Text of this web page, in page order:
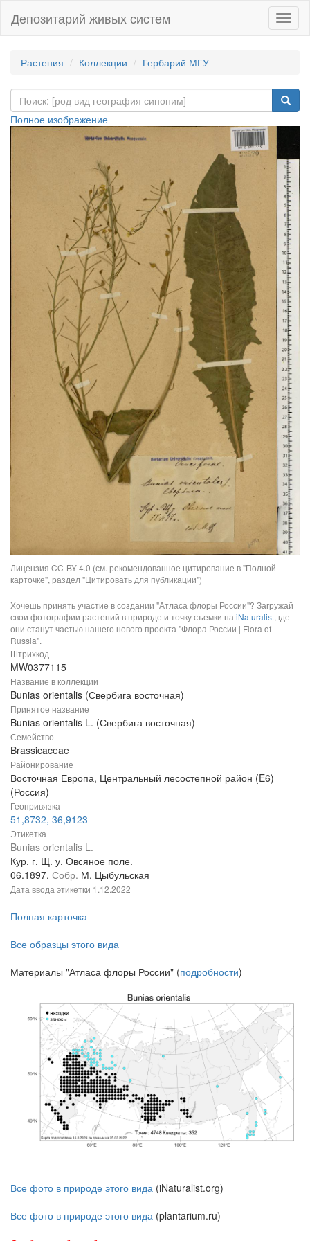
Депозитарий живых систем
Растения Коллекции Гербарий МГУ
Полное изображение
Лицензия CC-BY 4.0 (см. рекомендованное цитирование в "Полной
карточке", раздел "Цитировать для публикации")
Хочешь принять участие в создании "Атласа флоры России"? Загружай
свои фотографии растений в природе и точку съемки на iNaturalist, где
они станут частью нашего нового проекта "Флора России | Flora of
Russia".
Штрихкод
MW0377115
Название в коллекции
Bunias orientalis (Свербига восточная)
Принятое название
Bunias orientalis L. (Свербига восточная)
Семейство
Brassicaceae
Районирование
Восточная Европа, Центральный лесостепной район (E6)
(Россия)
Геопривязка
51,8732, 36,9123
Этикетка
Bunias orientalis L.
Кур. г. Щ. у. Овсяное поле.
06.1897. Собр. М. Цыбульская
Дата ввода этикетки 1.12.2022
Полная карточка
Все образцы этого вида
Материалы "Атласа флоры России" (подробности)
Все фото в природе этого вида (iNaturalist.org)
Все фото в природе этого вида (plantarium.ru)